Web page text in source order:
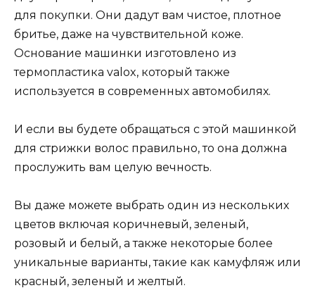
для покупки. Они дадут вам чистое, плотное
бритье, даже на чувствительной коже.
Основание машинки изготовлено из
термопластика valox, который также
используется в современных автомобилях.
И если вы будете обращаться с этой машинкой
для стрижки волос правильно, то она должна
прослужить вам целую вечность.
Вы даже можете выбрать один из нескольких
цветов включая коричневый, зеленый,
розовый и белый, а также некоторые более
уникальные варианты, такие как камуфляж или
красный, зеленый и желтый.